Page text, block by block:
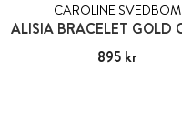
CAROLINE SVEDBOM
Pris:895 kr
895 kr